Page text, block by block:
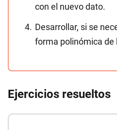
con el nuevo dato.
Desarrollar, si se
forma polinómica de
Ejercicios resueltos